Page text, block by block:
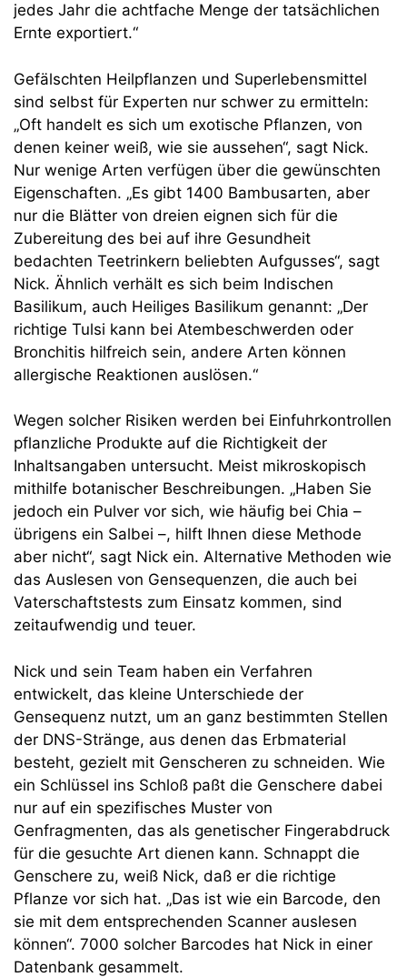
jedes Jahr die achtfache Menge der tatsächlichen
Ernte exportiert.“
Gefälschten Heilpflanzen und Superlebensmittel
sind selbst für Experten nur schwer zu ermitteln:
„Oft handelt es sich um exotische Pflanzen, von
denen keiner weiß, wie sie aussehen“, sagt Nick.
Nur wenige Arten verfügen über die gewünschten
Eigenschaften. „Es gibt 1400 Bambusarten, aber
nur die Blätter von dreien eignen sich für die
Zubereitung des bei auf ihre Gesundheit
bedachten Teetrinkern beliebten Aufgusses“, sagt
Nick. Ähnlich verhält es sich beim Indischen
Basilikum, auch Heiliges Basilikum genannt: „Der
richtige Tulsi kann bei Atembeschwerden oder
Bronchitis hilfreich sein, andere Arten können
allergische Reaktionen auslösen.“
Wegen solcher Risiken werden bei Einfuhrkontrollen
pflanzliche Produkte auf die Richtigkeit der
Inhaltsangaben untersucht. Meist mikroskopisch
mithilfe botanischer Beschreibungen. „Haben Sie
jedoch ein Pulver vor sich, wie häufig bei Chia –
übrigens ein Salbei –, hilft Ihnen diese Methode
aber nicht“, sagt Nick ein. Alternative Methoden wie
das Auslesen von Gensequenzen, die auch bei
Vaterschaftstests zum Einsatz kommen, sind
zeitaufwendig und teuer.
Nick und sein Team haben ein Verfahren
entwickelt, das kleine Unterschiede der
Gensequenz nutzt, um an ganz bestimmten Stellen
der DNS-Stränge, aus denen das Erbmaterial
besteht, gezielt mit Genscheren zu schneiden. Wie
ein Schlüssel ins Schloß paßt die Genschere dabei
nur auf ein spezifisches Muster von
Genfragmenten, das als genetischer Fingerabdruck
für die gesuchte Art dienen kann. Schnappt die
Genschere zu, weiß Nick, daß er die richtige
Pflanze vor sich hat. „Das ist wie ein Barcode, den
sie mit dem entsprechenden Scanner auslesen
können“. 7000 solcher Barcodes hat Nick in einer
Datenbank gesammelt.